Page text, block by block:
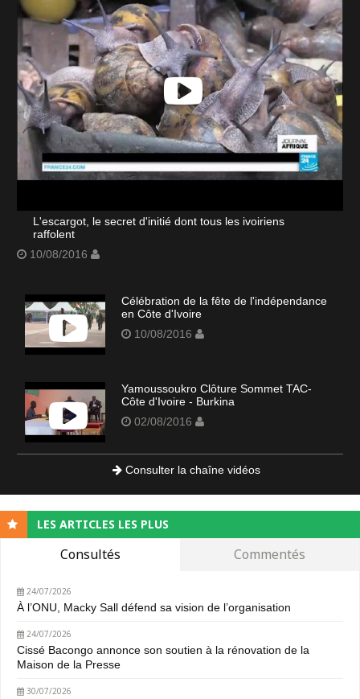
L'escargot, le secret d'initié dont tous les ivoiriens
raffolent
10/08/2016
Célébration de la fête de l'indépendance
en Côte d'Ivoire
10/08/2016
Yamoussoukro Clôture Sommet TAC-
Côte d'Ivoire - Burkina
02/08/2016
Consulter la chaîne vidéos
LES ARTICLES LES PLUS
Consultés Commentés
24/07/2026
À l’ONU, Macky Sall défend sa vision de l’organisation
24/07/2026
Cissé Bacongo annonce son soutien à la rénovation de la
Maison de la Presse
30/07/2026